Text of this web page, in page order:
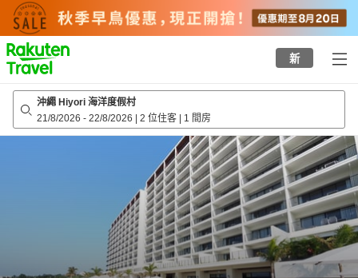
to
top
page
新
沖繩 Hiyori 海洋度假村
21/8/2026 - 22/8/2026 | 2 位住客 | 1 間房